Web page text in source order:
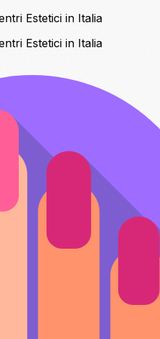
Estetici in Italia
Estetici in Italia